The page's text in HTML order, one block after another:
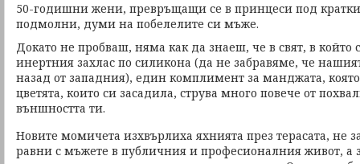
50-годишни жени, превръщащи се в принцеси под
подмолни, думи на побелелите си мъже.
Докато не пробваш, няма как да знаеш, че в свят, в който
инертния захлас по силикона (да не забравяме, че
назад от западния), един комплимент за манджата,
цветята, които си засадила, струва много повече от
външността ти.
Новите момичета изхвърлиха яхнията през терасата, не
равни с мъжете в публичния и професионалния живот, а